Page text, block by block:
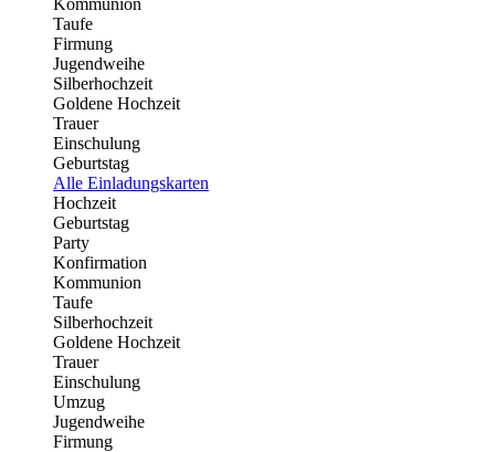
Kommunion
Taufe
Firmung
Jugendweihe
Silberhochzeit
Goldene Hochzeit
Trauer
Einschulung
Geburtstag
Alle Einladungskarten
Hochzeit
Geburtstag
Party
Konfirmation
Kommunion
Taufe
Silberhochzeit
Goldene Hochzeit
Trauer
Einschulung
Umzug
Jugendweihe
Firmung